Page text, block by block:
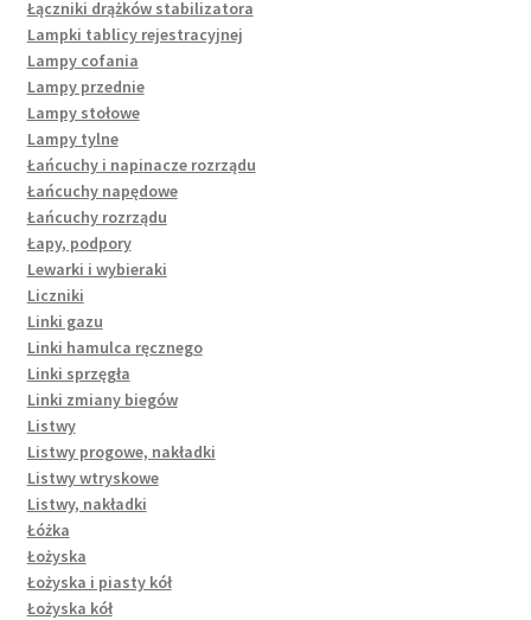
Łączniki drążków stabilizatora
Lampki tablicy rejestracyjnej
Lampy cofania
Lampy przednie
Lampy stołowe
Lampy tylne
Łańcuchy i napinacze rozrządu
Łańcuchy napędowe
Łańcuchy rozrządu
Łapy, podpory
Lewarki i wybieraki
Liczniki
Linki gazu
Linki hamulca ręcznego
Linki sprzęgła
Linki zmiany biegów
Listwy
Listwy progowe, nakładki
Listwy wtryskowe
Listwy, nakładki
Łóżka
Łożyska
Łożyska i piasty kół
Łożyska kół